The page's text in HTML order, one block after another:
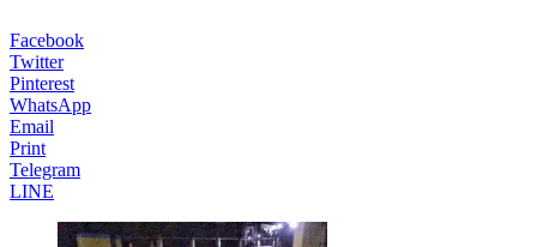
Facebook
Twitter
Pinterest
WhatsApp
Email
Print
Telegram
LINE